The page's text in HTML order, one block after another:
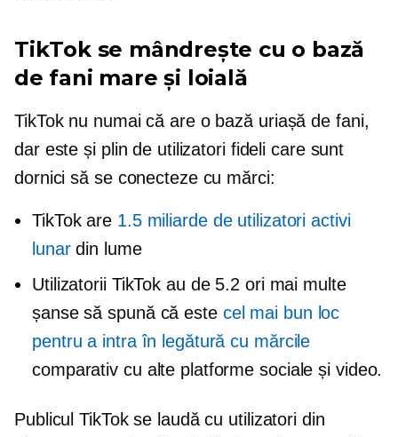
TikTok se mândrește cu o bază
de fani mare și loială
TikTok nu numai că are o bază uriașă de fani,
dar este și plin de utilizatori fideli care sunt
dornici să se conecteze cu mărci:
TikTok are 1.5 miliarde de utilizatori activi
lunardin lume
Utilizatorii TikTok au de 5.2 ori mai multe
șanse să spună că este cel mai bun loc
pentru a intra în legătură cu mărcile
comparativ cu alte platforme sociale și video.
Publicul TikTok se laudă cu utilizatori din